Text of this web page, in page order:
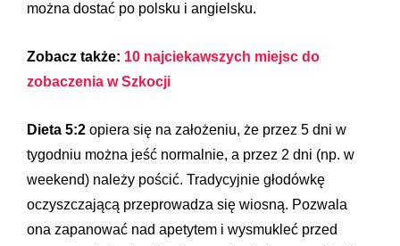
można dostać po polsku i angielsku.
Zobacz także: 10 najciekawszych miejsc do
zobaczenia w Szkocji
Dieta 5:2 opiera się na założeniu, że przez 5 dni w
tygodniu można jeść normalnie, a przez 2 dni (np. w
weekend) należy pościć. Tradycyjnie głodówkę
oczyszczającą przeprowadza się wiosną. Pozwala
ona zapanować nad apetytem i wysmukleć przed